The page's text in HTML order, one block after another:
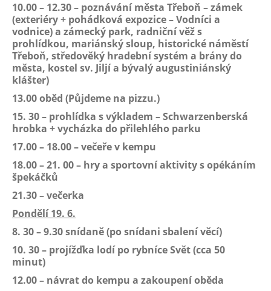
10.00 – 12.30 – poznávání města Třeboň – zámek
(exteriéry + pohádková expozice – Vodníci a
vodnice) a zámecký park, radniční věž s
prohlídkou, mariánský sloup, historické náměstí
Třeboň, středověký hradební systém a brány do
města, kostel sv. Jiljí a bývalý augustiniánský
klášter)
13.00 oběd (Půjdeme na pizzu.)
15. 30 – prohlídka s výkladem – Schwarzenberská
hrobka + vycházka do přilehlého parku
17.00 – 18.00 – večeře v kempu
18.00 – 21. 00 – hry a sportovní aktivity s opékáním
špekáčků
21.30 – večerka
Pondělí 19. 6.
8. 30 – 9.30 snídaně (po snídani sbalení věcí)
10. 30 – projížďka lodí po rybníce Svět (cca 50
minut)
12.00 – návrat do kempu a zakoupení oběda